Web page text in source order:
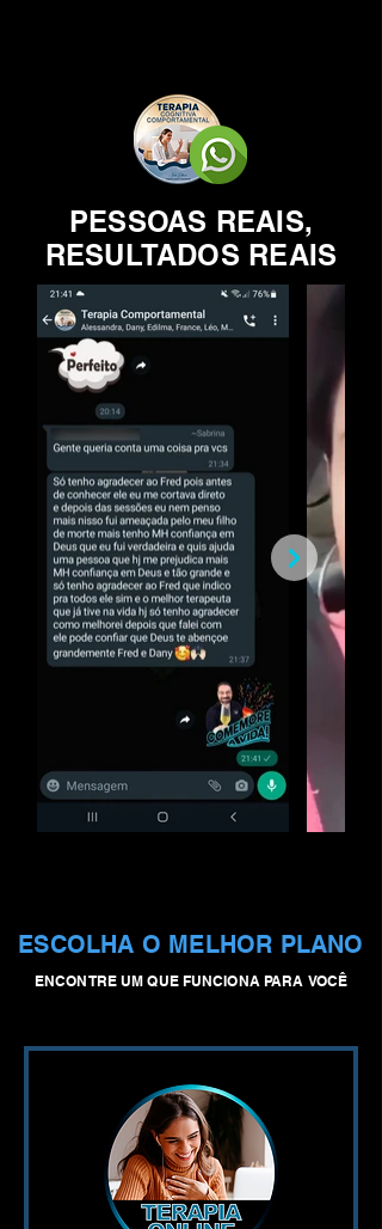
PESSOAS REAIS,
RESULTADOS REAIS
ESCOLHA O MELHOR PLANO
ENCONTRE UM QUE FUNCIONA PARA VOCÊ